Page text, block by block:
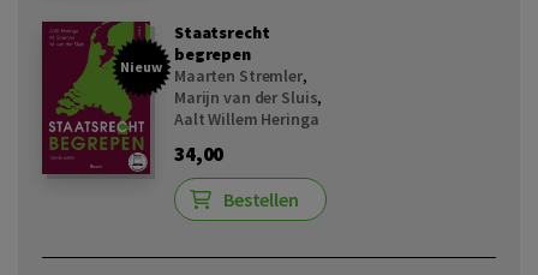
Nieuw
Staatsrecht
begrepen
Maarten Stremler,
Marijn van der Sluis,
Aalt Willem Heringa
34,00
Bestellen